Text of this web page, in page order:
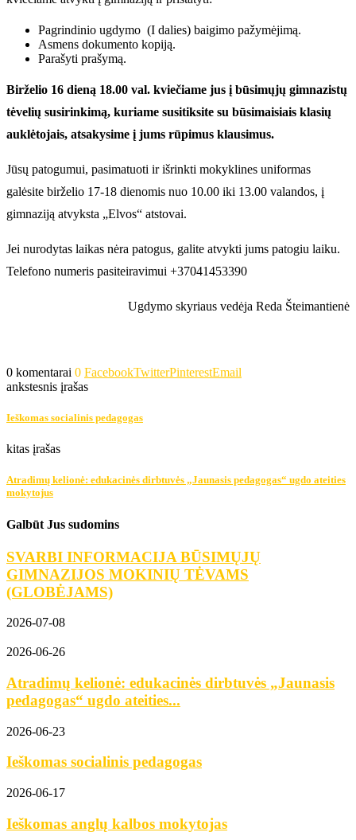
Pagrindinio ugdymo (I dalies) baigimo pažymėjimą.
Asmens dokumento kopiją.
Parašyti prašymą.
Birželio 16 dieną 18.00 val. kviečiame jus į būsimųjų gimnazistų
tėvelių susirinkimą, kuriame susitiksite su būsimaisiais klasių
auklėtojais, atsakysime į jums rūpimus klausimus.
Jūsų patogumui, pasimatuoti ir išrinkti mokyklines uniformas
galėsite birželio 17-18 dienomis nuo 10.00 iki 13.00 valandos, į
gimnaziją atvyksta „Elvos“ atstovai.
Jei nurodytas laikas nėra patogus, galite atvykti jums patogiu laiku.
Telefono numeris pasiteiravimui +37041453390
Ugdymo skyriaus vedėja Reda Šteimantienė
0 komentarai 0 FacebookTwitterPinterestEmail
ankstesnis įrašas
Ieškomas socialinis pedagogas
kitas įrašas
Atradimų kelionė: edukacinės dirbtuvės „Jaunasis pedagogas“ ugdo ateities
mokytojus
Galbūt Jus sudomins
SVARBI INFORMACIJA BŪSIMŲJŲ
GIMNAZIJOS MOKINIŲ TĖVAMS
(GLOBĖJAMS)
2026-07-08
2026-06-26
Atradimų kelionė: edukacinės dirbtuvės „Jaunasis
pedagogas“ ugdo ateities...
2026-06-23
Ieškomas socialinis pedagogas
2026-06-17
Ieškomas anglų kalbos mokytojas